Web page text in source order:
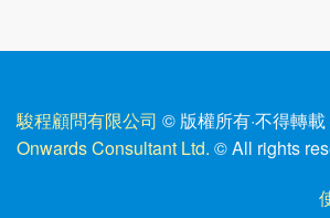
駿程顧問有限公司 © 版權所有·不得轉載
Onwards Consultant Ltd. © All rights